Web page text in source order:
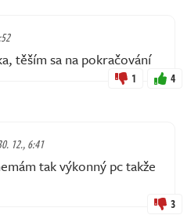
těším sa na pokračování
1 4
12., 6:41
tak výkonný pc takže
3